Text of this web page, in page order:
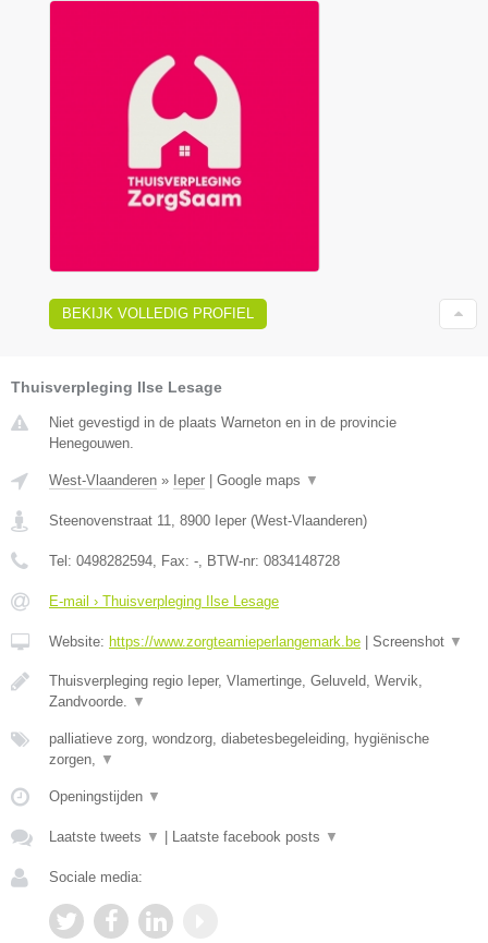
BEKIJK VOLLEDIG PROFIEL
Thuisverpleging Ilse Lesage
Niet gevestigd in de plaats Warneton en in de provincie
Henegouwen.
West-Vlaanderen » Ieper Google maps ▼
Steenovenstraat 11, 8900 Ieper (West-Vlaanderen)
Tel: 0498282594, Fax: -, BTW-nr: 0834148728
E-mail › Thuisverpleging Ilse Lesage
Website: https://www.zorgteamieperlangemark.be Screenshot ▼
Thuisverpleging regio Ieper, Vlamertinge, Geluveld, Wervik,
Zandvoorde. ▼
palliatieve zorg, wondzorg, diabetesbegeleiding, hygiënische
zorgen, ▼
Openingstijden ▼
Laatste tweets ▼ Laatste facebook posts ▼
Sociale media: